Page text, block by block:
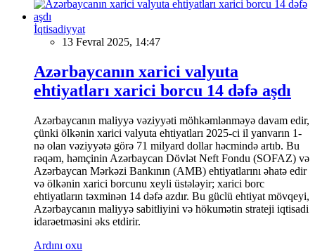
İqtisadiyyat
13 Fevral 2025, 14:47
Azərbaycanın xarici valyuta
ehtiyatları xarici borcu 14 dəfə aşdı
Azərbaycanın maliyyə vəziyyəti möhkəmlənməyə davam edir,
çünki ölkənin xarici valyuta ehtiyatları 2025-ci il yanvarın 1-
nə olan vəziyyətə görə 71 milyard dollar həcmində artıb. Bu
rəqəm, həmçinin Azərbaycan Dövlət Neft Fondu (SOFAZ) və
Azərbaycan Mərkəzi Bankının (AMB) ehtiyatlarını əhatə edir
və ölkənin xarici borcunu xeyli üstələyir; xarici borc
ehtiyatların təxminən 14 dəfə azdır. Bu güclü ehtiyat mövqeyi,
Azərbaycanın maliyyə sabitliyini və hökumətin strateji iqtisadi
idarəetməsini əks etdirir.
Ardını oxu